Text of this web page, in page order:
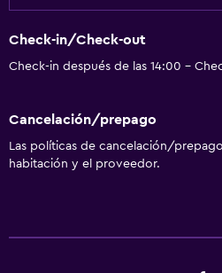
Check-in/Check-out
Check-in después de las 14:00 -
Cancelación/prepago
Las políticas de cancelación/
habitación y el proveedor.